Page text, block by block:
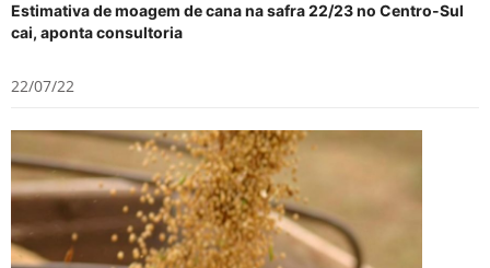
Estimativa de moagem de cana na safra 22/23 no Centro-Sul
cai, aponta consultoria
22/07/22